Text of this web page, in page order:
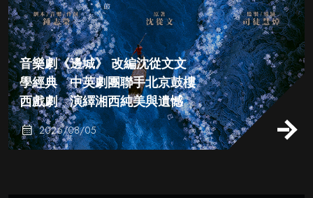
音樂劇《邊城》 改編沈從文文
學經典 中英劇團聯手北京鼓樓
西戲劇 演繹湘西純美與遺憾
2026/08/05